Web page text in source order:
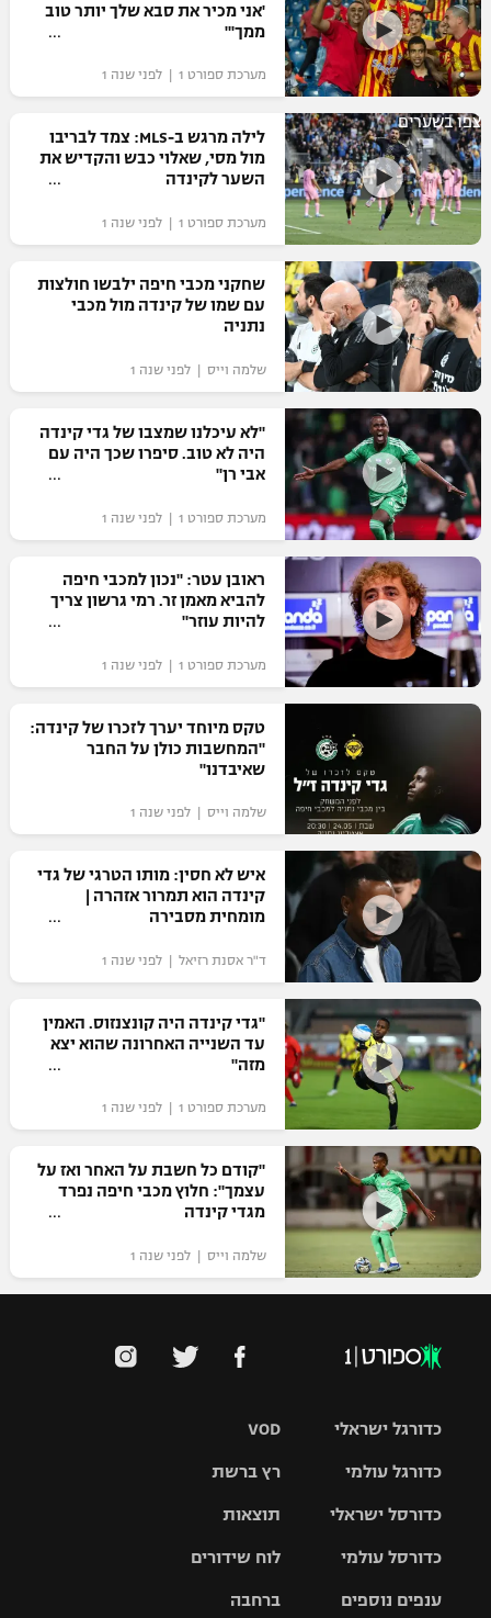
'אני מכיר את סבא שלך יותר טוב
ממך'"
מערכת ספורט 1 | לפני שנה 1
צפו בשערים
לילה מרגש ב-MLS: צמד לבריבו
מול מסי, שאלוי כבש והקדיש את
השער לקינדה
מערכת ספורט 1 | לפני שנה 1
שחקני מכבי חיפה ילבשו חולצות
עם שמו של קינדה מול מכבי
נתניה
שלמה וייס | לפני שנה 1
"לא עיכלנו שמצבו של גדי קינדה
היה לא טוב. סיפרו שכך היה עם
אבי רן"
מערכת ספורט 1 | לפני שנה 1
ראובן עטר: "נכון למכבי חיפה
להביא מאמן זר. רמי גרשון צריך
להיות עוזר"
מערכת ספורט 1 | לפני שנה 1
טקס מיוחד יערך לזכרו של קינדה:
"המחשבות כולן על החבר
שאיבדנו"
שלמה וייס | לפני שנה 1
איש לא חסין: מותו הטרגי של גדי
קינדה הוא תמרור אזהרה |
מומחית מסבירה
ד"ר אסנת רזיאל | לפני שנה 1
"גדי קינדה היה קונצנזוס. האמין
עד השנייה האחרונה שהוא יצא
מזה"
מערכת ספורט 1 | לפני שנה 1
"קודם כל חשבת על האחר ואז על
עצמך": חלוץ מכבי חיפה נפרד
מגדי קינדה
שלמה וייס | לפני שנה 1
VOD
רץ ברשת
תוצאות
לוח שידורים
ברחבה
כדורגל ישראלי
גביע הטוטו
כדורגל עולמי
האלופות
ליגה
כדורסל ישראלי
סל
כדורסל עולמי
ענפים נוספים